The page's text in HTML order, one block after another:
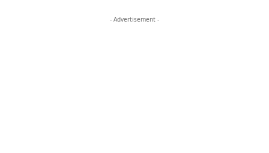
- Advertisement -